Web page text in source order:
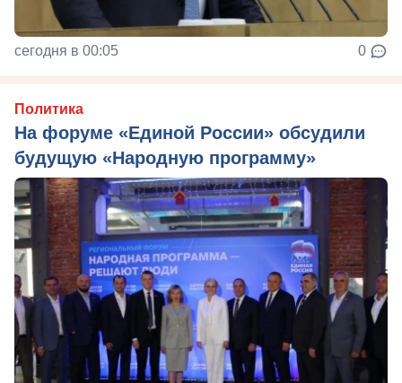
сегодня в 00:05 0
Политика
На форуме «Единой России» обсудили
будущую «Народную программу»